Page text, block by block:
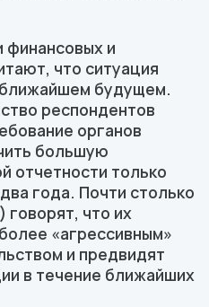
финансовых и
что ситуация
будущем.
респондентов
органов
большую
отчетности только
года. Почти столько
что их
«агрессивным»
и предвидят
в течение ближайших